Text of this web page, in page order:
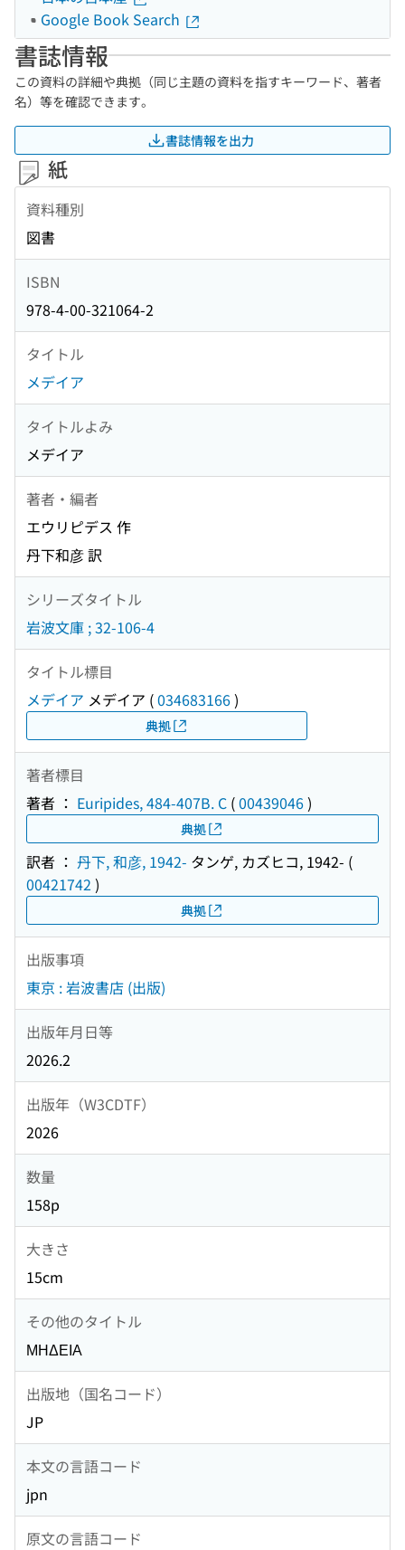
Google Book Search
書誌情報
この資料の詳細や典拠（同じ主題の資料を指すキーワード、著者
名）等を確認できます。
書誌情報を出力
紙
資料種別
図書
ISBN
978-4-00-321064-2
タイトル
メデイア
タイトルよみ
メデイア
著者・編者
エウリピデス 作
丹下和彦 訳
シリーズタイトル
岩波文庫 ; 32-106-4
タイトル標目
メデイア メデイア (034683166)
典拠
著者標目
著者 ： Euripides, 484-407B. C (00439046)
典拠
訳者 ： 丹下, 和彦, 1942- タンゲ, カズヒコ, 1942- (
00421742 )
典拠
出版事項
東京 : 岩波書店 (出版)
出版年月日等
2026.2
出版年（W3CDTF）
2026
数量
158p
大きさ
15cm
その他のタイトル
ΜΗΔΕΙΑ
出版地（国名コード）
JP
本文の言語コード
jpn
原文の言語コード